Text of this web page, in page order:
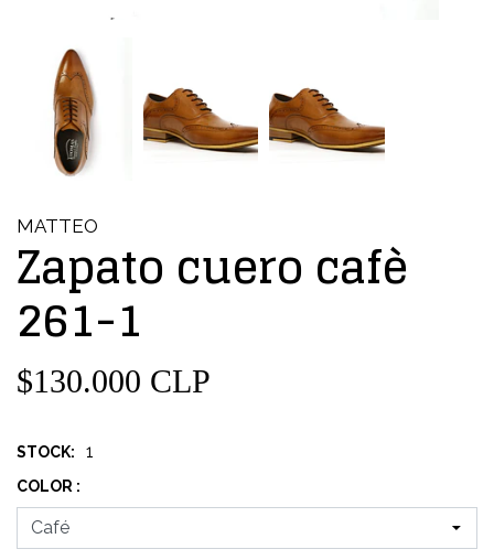
MATTEO
Zapato cuero cafè
261-1
$130.000 CLP
STOCK: 1
COLOR :